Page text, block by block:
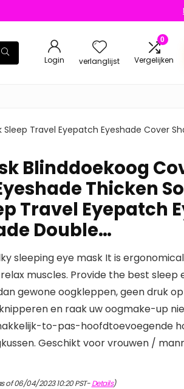
Login verlanglijst
0
Vergelijken
Travel Eyepatch Eyeshade Cover
Blinddoekoog
Thicken
Travel Eyepatch
Double…
sleeping eye mask It is
muscles. Provide the best sleep
gewone oogkleppen, geen druk
en raak uw oogmake-up
to-pas-hoofdtoevoegende
Geschikt voor vrouwen /
of 06/04/2023 10:20 PST-Details)